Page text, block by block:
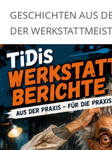
GESCHICHTEN AUS
DER